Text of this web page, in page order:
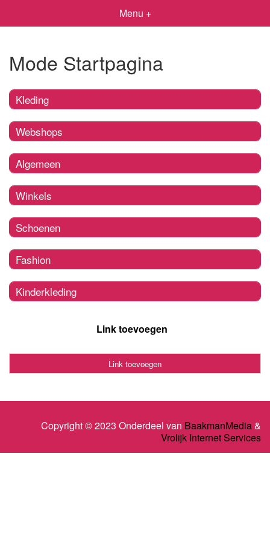
Menu +
Mode Startpagina
Kleding
Webshops
Algemeen
Winkels
Schoenen
Fashion
Kinderkleding
Link toevoegen
Link toevoegen
Copyright © 2023 Onderdeel van BaakmanMedia&
Vrolijk Internet Services